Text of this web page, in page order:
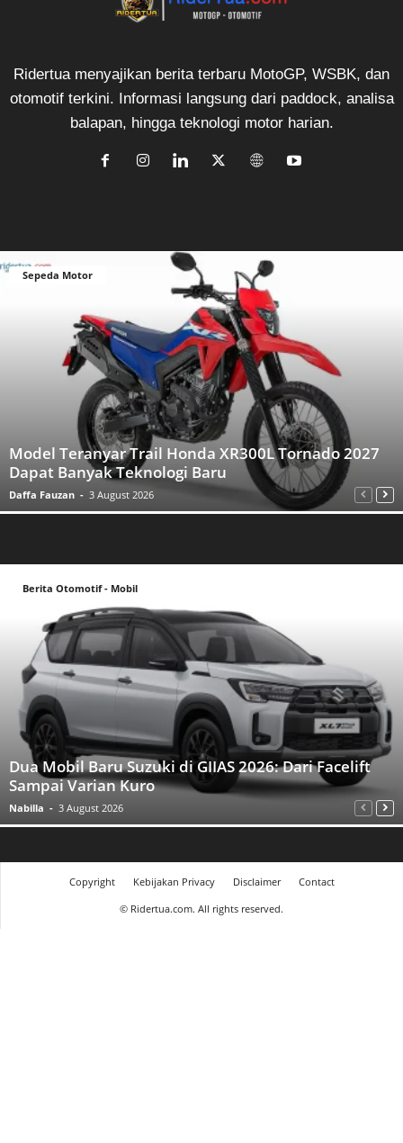
Ridertua menyajikan berita terbaru MotoGP, WSBK, dan
otomotif terkini. Informasi langsung dari paddock, analisa
balapan, hingga teknologi motor harian.
Sepeda Motor
Model Teranyar Trail Honda XR300L Tornado 2027
Dapat Banyak Teknologi Baru
Daffa Fauzan - 3 August 2026
Berita Otomotif - Mobil
Dua Mobil Baru Suzuki di GIIAS 2026: Dari Facelift
Sampai Varian Kuro
Nabilla - 3 August 2026
Copyright Kebijakan Privacy Disclaimer
Contact
© Ridertua.com. All rights reserved.